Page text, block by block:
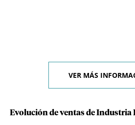
VER MÁS
Evolución de ventas de Industria